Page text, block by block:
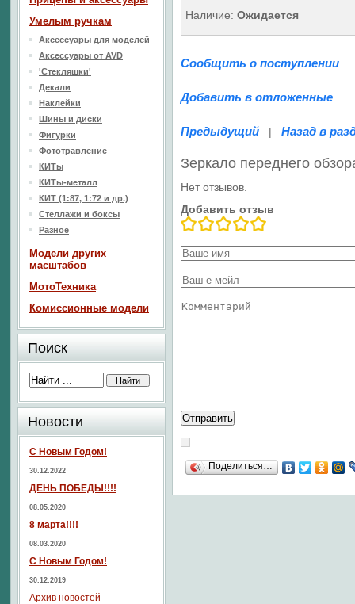
Наличие: Ожидается
Сообщить о поступлении
Добавить в отложенные
Предыдущий | Назад в
Зеркало переднего
Нет отзывов.
Добавить отзыв
Поделиться…
Умелым ручкам
Аксессуары для моделей
Аксессуары от AVD
'Стекляшки'
Декали
Наклейки
Шины и диски
Фигурки
Фототравление
КИТы
КИТы-металл
КИТ (1:87, 1:72 и др.)
Стеллажи и боксы
Разное
Модели других
масштабов
МотоТехника
Комиссионные модели
Поиск
Новости
С Новым Годом!
30.12.2022
ДЕНЬ ПОБЕДЫ!!!!
08.05.2020
8 марта!!!!
08.03.2020
С Новым Годом!
30.12.2019
Архив новостей